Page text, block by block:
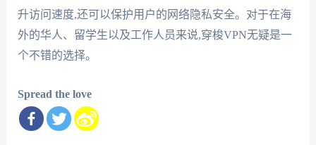
升访问速度,还可以保护用户的网络隐私安全。对于在海
外的华人、留学生以及工作人员来说,穿梭VPN无疑是一
个不错的选择。
Spread the love